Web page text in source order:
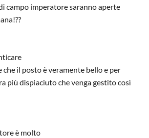
campo imperatore saranno aperte
che il posto è veramente bello e per
più dispiaciuto che venga gestito così
è molto